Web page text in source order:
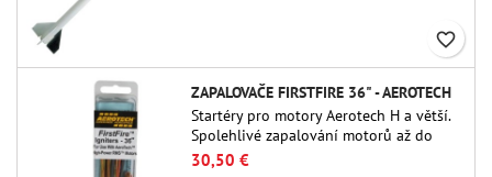
favorite_border
ZAPALOVAČE FIRSTFIRE 36" - AEROTECH
Startéry pro motory Aerotech H a větší.
Spolehlivé zapalování motorů až do
délky 91 cm.
30,50 €